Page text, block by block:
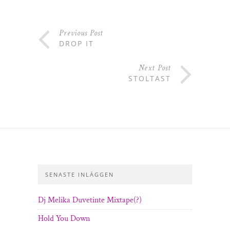
Previous Post
DROP IT
Next Post
STOLTAST
SENASTE INLÄGGEN
Dj Melika Duvetinte Mixtape(?)
Hold You Down